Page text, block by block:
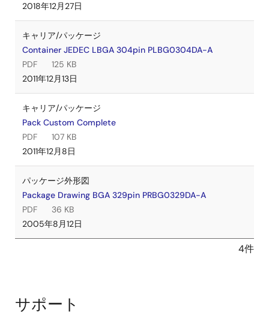
2018年12月27日
キャリア/パッケージ
Container JEDEC LBGA 304pin PLBG0304DA-A
PDF
125 KB
2011年12月13日
キャリア/パッケージ
Pack Custom Complete
PDF
107 KB
2011年12月8日
パッケージ外形図
Package Drawing BGA 329pin PRBG0329DA-A
PDF
36 KB
2005年8月12日
4件
サポート